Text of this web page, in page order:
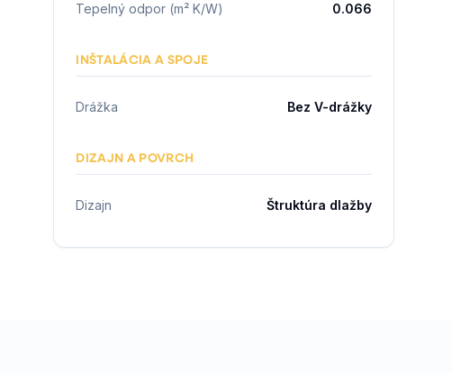
Tepelný odpor (m² K/W) 0.066
INŠTALÁCIA A SPOJE
Drážka Bez V-drážky
DIZAJN A POVRCH
Dizajn Štruktúra dlažby